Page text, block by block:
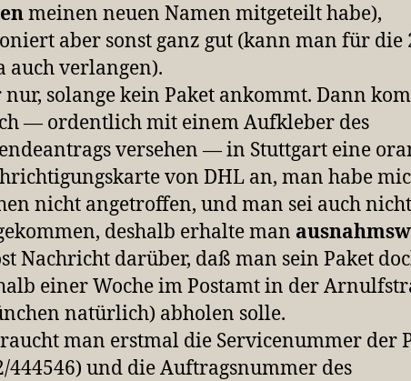
meinen neuen Namen mitgeteilt habe),
aber sonst ganz gut (kann man für die
auch verlangen).
solange kein Paket ankommt. Dann
— ordentlich mit einem Aufkleber des
versehen — in Stuttgart eine
von DHL an, man habe
nicht angetroffen, und man sei auch
deshalb erhalte man
Nachricht darüber, daß man sein Paket
einer Woche im Postamt in der
natürlich) abholen solle.
man erstmal die Servicenummer der
444546) und die Auftragsnummer des